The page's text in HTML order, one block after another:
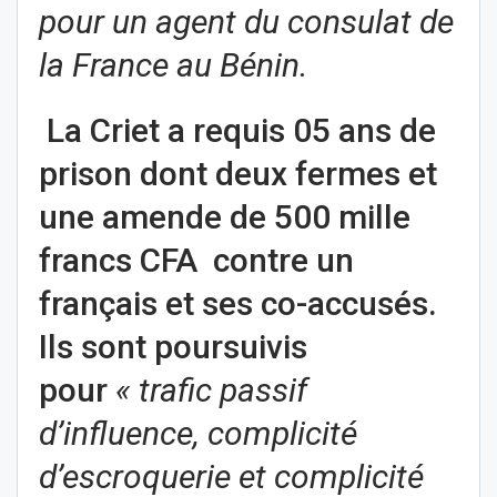
pour un agent du consulat de
la France au Bénin.
La Criet a requis 05 ans de
prison dont deux fermes et
une amende de 500 mille
francs CFA contre un
français et ses co-accusés.
Ils sont poursuivis
pour « trafic passif
d’influence, complicité
d’escroquerie et complicité